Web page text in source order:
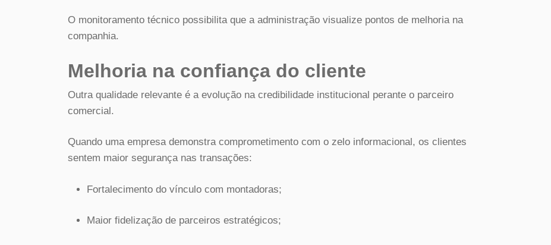
O monitoramento técnico possibilita que a administração visualize pontos de melhoria na
companhia.
Melhoria na confiança do cliente
Outra qualidade relevante é a evolução na credibilidade institucional perante o parceiro
comercial.
Quando uma empresa demonstra comprometimento com o zelo informacional, os clientes
sentem maior segurança nas transações:
Fortalecimento do vínculo com montadoras;
Maior fidelização de parceiros estratégicos;